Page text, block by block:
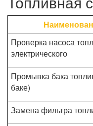
Проверка насоса
электрического
Промывка бака
баке)
Замена фильтра